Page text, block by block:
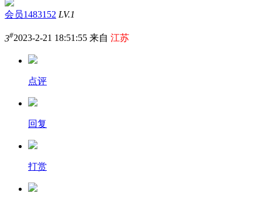
会员1483152 LV.1
3#2023-2-21 18:51:55 来自 江苏
点评
回复
打赏